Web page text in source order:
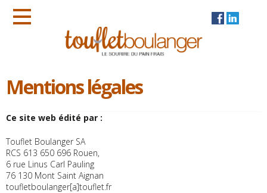
Mentions légales
Ce site web édité par :
Touflet Boulanger SA
RCS 613 650 696 Rouen,
6 rue Linus Carl Pauling
76 130 Mont Saint Aignan
toufletboulanger[a]touflet.fr